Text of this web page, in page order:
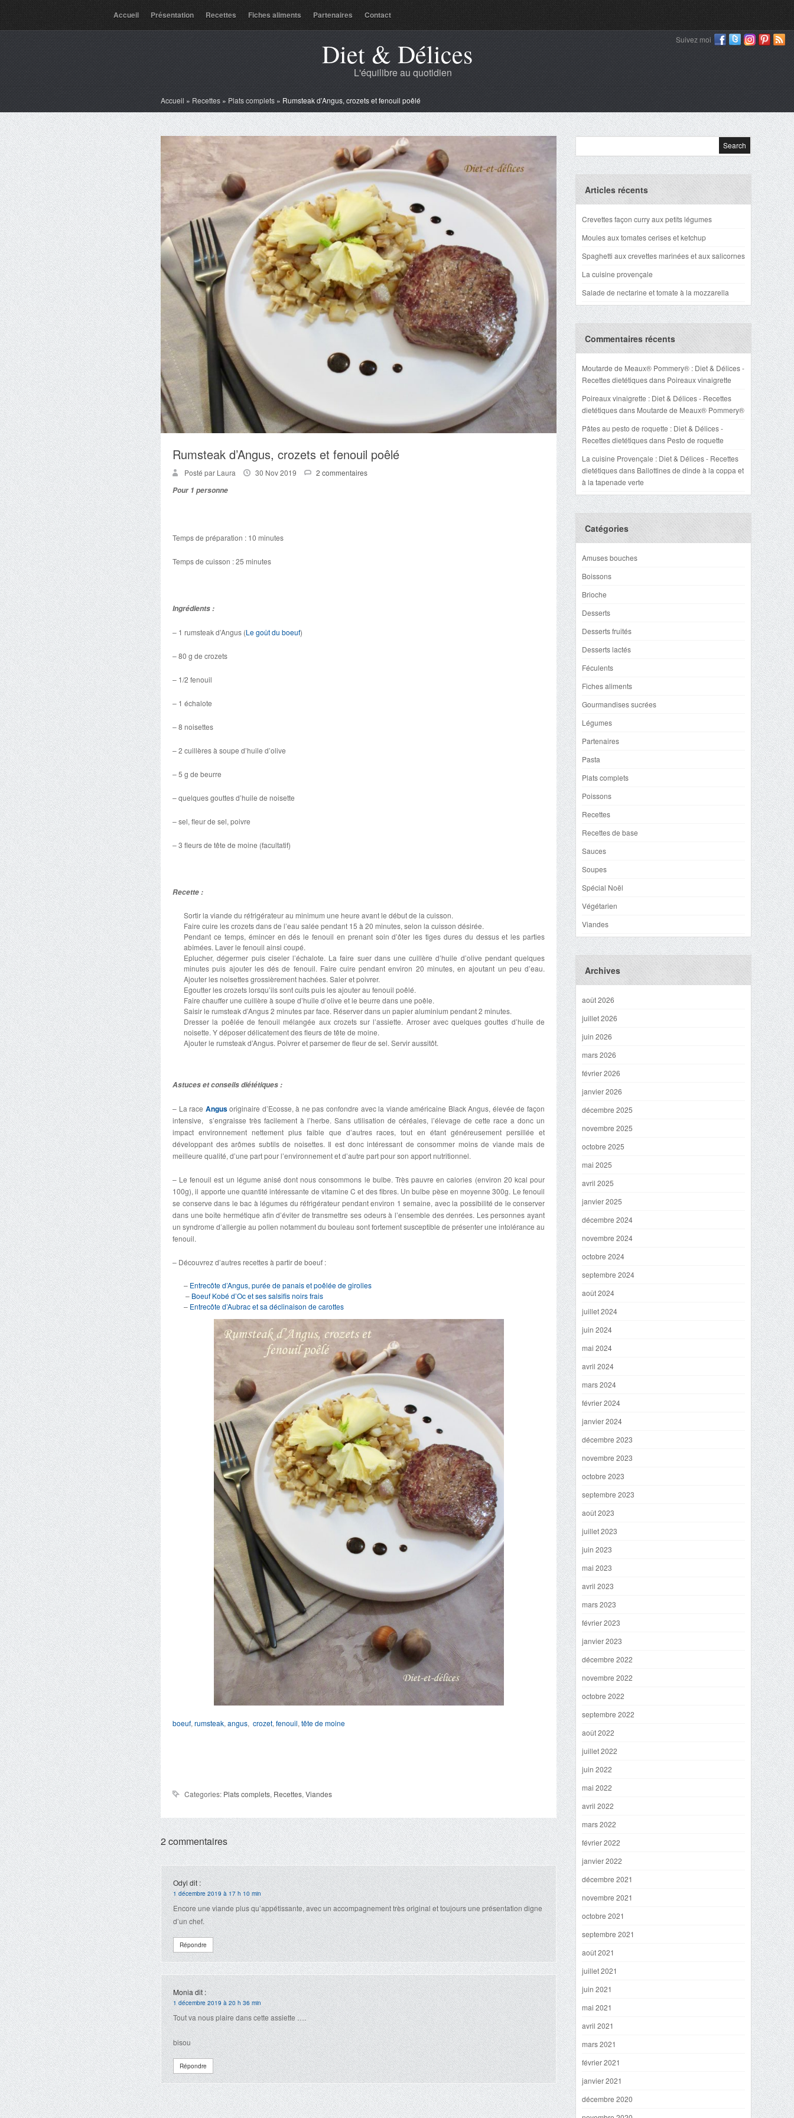
Accueil Présentation Recettes Fiches aliments Partenaires Contact
Suivez moi
Diet & Délices
L'équilibre au quotidien
Accueil » Recettes » Plats complets » Rumsteak d’Angus, crozets et fenouil poêlé
Rumsteak d’Angus, crozets et fenouil poêlé
Posté par Laura 30 Nov 2019
2 commentaires
Pour 1 personne
Temps de préparation : 10 minutes
Temps de cuisson : 25 minutes
Ingrédients :
– 1 rumsteak d’Angus (Le goût du boeuf)
– 80 g de crozets
– 1/2 fenouil
– 1 échalote
– 8 noisettes
– 2 cuillères à soupe d’huile d’olive
– 5 g de beurre
– quelques gouttes d’huile de noisette
– sel, fleur de sel, poivre
– 3 fleurs de tête de moine (facultatif)
Recette :
Sortir la viande du réfrigérateur au minimum une heure avant le début de la cuisson.
Faire cuire les crozets dans de l’eau salée pendant 15 à 20 minutes, selon la cuisson désirée.
Pendant ce temps, émincer en dés le fenouil en prenant soin d’ôter les tiges dures du dessus et les parties
abîmées. Laver le fenouil ainsi coupé.
Eplucher, dégermer puis ciseler l’échalote. La faire suer dans une cuillère d’huile d’olive pendant quelques
minutes puis ajouter les dés de fenouil. Faire cuire pendant environ 20 minutes, en ajoutant un peu d’eau.
Ajouter les noisettes grossièrement hachées. Saler et poivrer.
Egoutter les crozets lorsqu’ils sont cuits puis les ajouter au fenouil poêlé.
Faire chauffer une cuillère à soupe d’huile d’olive et le beurre dans une poêle.
Saisir le rumsteak d’Angus 2 minutes par face. Réserver dans un papier aluminium pendant 2 minutes.
Dresser la poêlée de fenouil mélangée aux crozets sur l’assiette. Arroser avec quelques gouttes d’huile de
noisette. Y déposer délicatement des fleurs de tête de moine.
Ajouter le rumsteak d’Angus. Poivrer et parsemer de fleur de sel. Servir aussitôt.
Astuces et conseils diététiques :
– La race Angus originaire d’Ecosse, à ne pas confondre avec la viande américaine Black Angus, élevée de façon
intensive, s’engraisse très facilement à l’herbe. Sans utilisation de céréales, l’élevage de cette race a donc un
impact environnement nettement plus faible que d’autres races, tout en étant généreusement persillée et
développant des arômes subtils de noisettes. Il est donc intéressant de consommer moins de viande mais de
meilleure qualité, d’une part pour l’environnement et d’autre part pour son apport nutritionnel.
– Le fenouil est un légume anisé dont nous consommons le bulbe. Très pauvre en calories (environ 20 kcal pour
100g), il apporte une quantité intéressante de vitamine C et des fibres. Un bulbe pèse en moyenne 300g. Le fenouil
se conserve dans le bac à légumes du réfrigérateur pendant environ 1 semaine, avec la possibilité de le conserver
dans une boîte hermétique afin d’éviter de transmettre ses odeurs à l’ensemble des denrées. Les personnes ayant
un syndrome d’allergie au pollen notamment du bouleau sont fortement susceptible de présenter une intolérance au
fenouil.
– Découvrez d’autres recettes à partir de boeuf :
– Entrecôte d’Angus, purée de panais et poêlée de girolles
– Boeuf Kobé d’Oc et ses salsifis noirs frais
– Entrecôte d’Aubrac et sa déclinaison de carottes
boeuf, rumsteak, angus, crozet, fenouil, tête de moine
Categories: Plats complets, Recettes, Viandes
2 commentaires
Odyldit :
1 décembre 2019 à 17 h 10 min
Encore une viande plus qu’appétissante, avec un accompagnement très original et toujours une présentation digne
d’un chef.
Répondre
Moniadit :
1 décembre 2019 à 20 h 36 min
Tout va nous plaire dans cette assiette ….
bisou
Répondre
Articles récents
Crevettes façon curry aux petits légumes
Moules aux tomates cerises et ketchup
Spaghetti aux crevettes marinées et aux salicornes
La cuisine provençale
Salade de nectarine et tomate à la mozzarella
Commentaires récents
Moutarde de Meaux® Pommery® : Diet & Délices -
Recettes dietétiquesdans Poireaux vinaigrette
Poireaux vinaigrette : Diet & Délices - Recettes
dietétiquesdans Moutarde de Meaux® Pommery®
Pâtes au pesto de roquette : Diet & Délices -
Recettes dietétiquesdans Pesto de roquette
La cuisine Provençale : Diet & Délices - Recettes
dietétiquesdans Ballottines de dinde à la coppa et
à la tapenade verte
Catégories
Amuses bouches
Boissons
Brioche
Desserts
Desserts fruités
Desserts lactés
Féculents
Fiches aliments
Gourmandises sucrées
Légumes
Partenaires
Pasta
Plats complets
Poissons
Recettes
Recettes de base
Sauces
Soupes
Spécial Noël
Végétarien
Viandes
Archives
août 2026
juillet 2026
juin 2026
mars 2026
février 2026
janvier 2026
décembre 2025
novembre 2025
octobre 2025
mai 2025
avril 2025
janvier 2025
décembre 2024
novembre 2024
octobre 2024
septembre 2024
août 2024
juillet 2024
juin 2024
mai 2024
avril 2024
mars 2024
février 2024
janvier 2024
décembre 2023
novembre 2023
octobre 2023
septembre 2023
août 2023
juillet 2023
juin 2023
mai 2023
avril 2023
mars 2023
février 2023
janvier 2023
décembre 2022
novembre 2022
octobre 2022
septembre 2022
août 2022
juillet 2022
juin 2022
mai 2022
avril 2022
mars 2022
février 2022
janvier 2022
décembre 2021
novembre 2021
octobre 2021
septembre 2021
août 2021
juillet 2021
juin 2021
mai 2021
avril 2021
mars 2021
février 2021
janvier 2021
décembre 2020